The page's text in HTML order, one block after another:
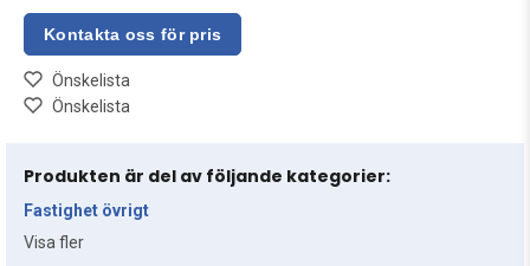
Önskelista
Önskelista
Produkten är del av följande kategorier:
Fastighet övrigt
Visa fler